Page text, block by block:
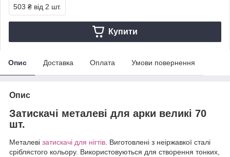
503 ₴ від 2 шт.
Купити
Опис Доставка Оплата Умови повернення
Опис
Затискачі металеві для арки великі 70
шт.
Металеві затискачі для нігтів. Виготовлені з неіржавкої сталі
сріблястого кольору. Використовуються для створення тонких,